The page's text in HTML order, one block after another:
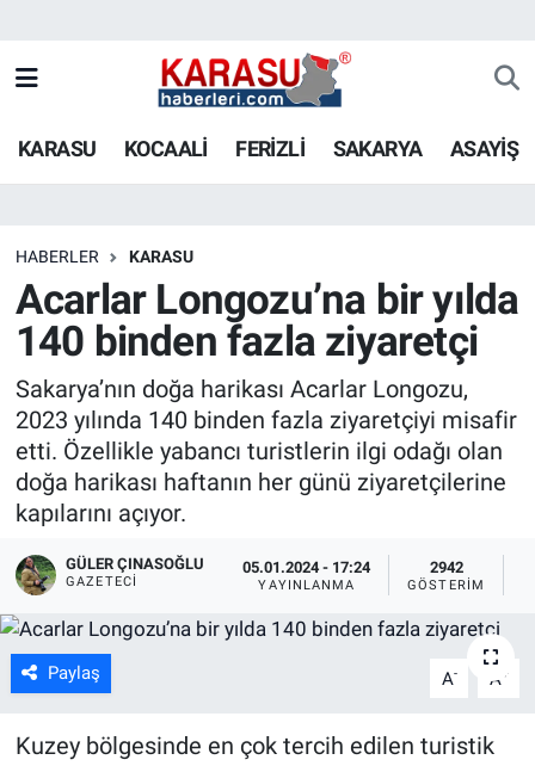
KARASU KOCAALİ FERİZLİ SAKARYA ASAYİŞ
HABERLER KARASU
Acarlar Longozu’na bir yılda
140 binden fazla ziyaretçi
Sakarya’nın doğa harikası Acarlar Longozu,
2023 yılında 140 binden fazla ziyaretçiyi misafir
etti. Özellikle yabancı turistlerin ilgi odağı olan
doğa harikası haftanın her günü ziyaretçilerine
kapılarını açıyor.
GÜLER ÇINASOĞLU
GAZETECI
05.01.2024 - 17:24
YAYINLANMA
2942
GÖSTERIM
Paylaş A- A +
Kuzey bölgesinde en çok tercih edilen turistik